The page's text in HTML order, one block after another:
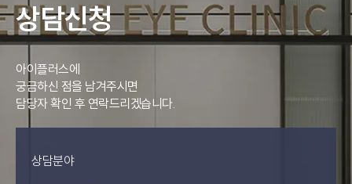
상담신청
아이플러스에
궁금하신 점을 남겨주시면
담당자 확인 후 연락드리겠습니다.
상담분야